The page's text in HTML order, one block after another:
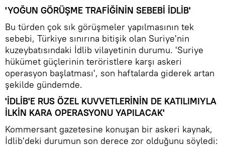
'YOĞUN GÖRÜŞME TRAFİĞİNİN SEBEBİ İDLİB'
Bu türden çok sık görüşmeler yapılmasının tek
sebebi, Türkiye sınırına bitişik olan Suriye'nin
kuzeybatısındaki İdlib vilayetinin durumu. 'Suriye
hükümet güçlerinin teröristlere karşı askeri
operasyon başlatması', son haftalarda giderek artan
şekilde gündemde.
'İDLİB'E RUS ÖZEL KUVVETLERİNİN DE KATILIMIYLA
İLKİN KARA OPERASYONU YAPILACAK'
Kommersant gazetesine konuşan bir askeri kaynak,
İdlib'deki durumun son derece zor olduğunu söyledi: